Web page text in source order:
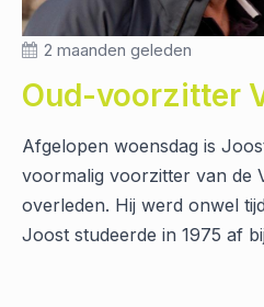
2 maanden geleden
Afgelopen woensdag is
voormalig voorzitter van de
overleden. Hij werd onwel
Joost studeerde in 1975 af